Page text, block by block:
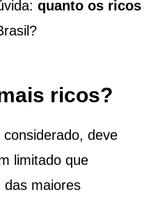
quanto os ricos
ricos?
deve
limitado que
das maiores